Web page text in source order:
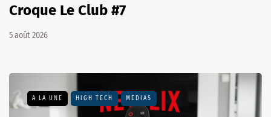
Croque Le Club #7
5 août 2026
A LA UNE HIGH TECH MÉDIAS